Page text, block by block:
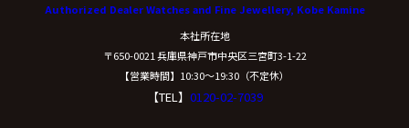
Authorized Dealer Watches and Fine Jewellery, Kobe Kamine
本社所在地
〒650-0021 兵庫県神戸市中央区三宮町3-1-22
【営業時間】10:30〜19:30（不定休）
【TEL】 0120-02-7039